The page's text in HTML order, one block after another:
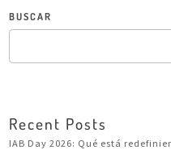
BUSCAR
Recent Posts
IAB Day 2026: Qué está